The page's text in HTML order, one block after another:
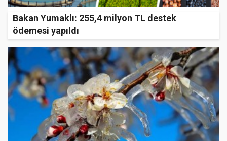
Bakan Yumaklı: 255,4 milyon TL destek
ödemesi yapıldı